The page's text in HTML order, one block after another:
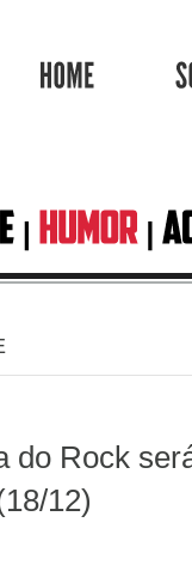
do Rock
12)